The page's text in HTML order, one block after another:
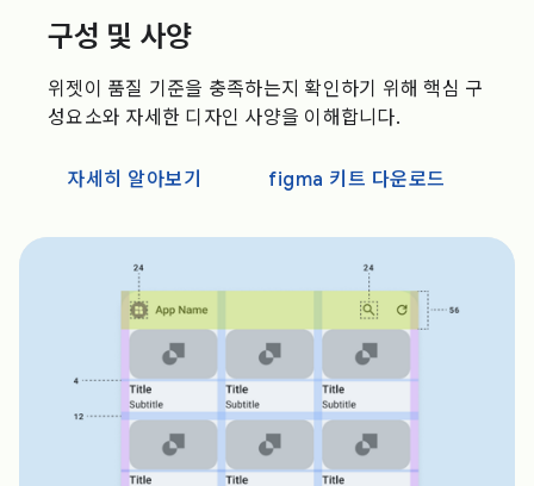
구성 및 사양
위젯이 품질 기준을 충족하는지 확인하기 위해 핵심 구
성요소와 자세한 디자인 사양을 이해합니다.
자세히 알아보기 figma 키트 다운로드